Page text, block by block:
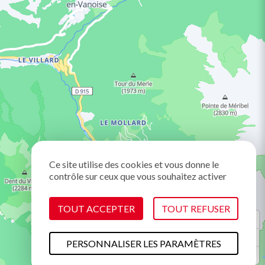
Ce site utilise des cookies et vous donne le
contrôle sur ceux que vous souhaitez activer
TOUT ACCEPTER TOUT REFUSER
PERSONNALISER LES PARAMÈTRES